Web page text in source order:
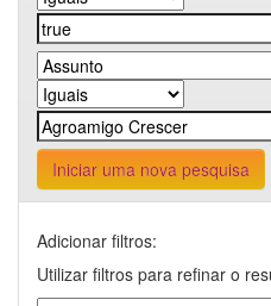
Iniciar uma nova pesquisa
Adicionar filtros:
Utilizar filtros para refinar o